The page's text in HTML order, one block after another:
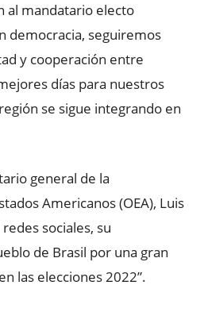
al mandatario electo
democracia, seguiremos
y cooperación entre
días para nuestros
se sigue integrando en
general de la
Americanos (OEA), Luis
sociales, su
de Brasil por una gran
las elecciones 2022”.